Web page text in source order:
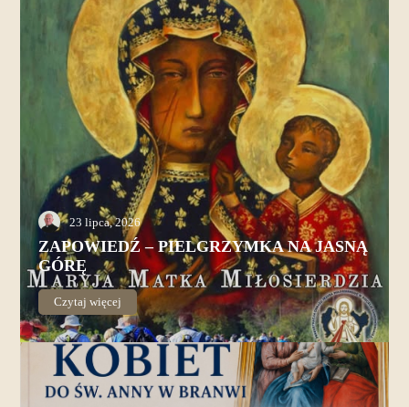
23 lipca, 2026
ZAPOWIEDŹ – PIELGRZYMKA NA JASNĄ
GÓRĘ
Czytaj więcej